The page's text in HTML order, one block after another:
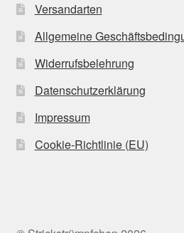
Versandarten
Allgemeine
Widerrufsbelehrung
Datenschutzerklärung
Impressum
Cookie-Richtlinie (EU)